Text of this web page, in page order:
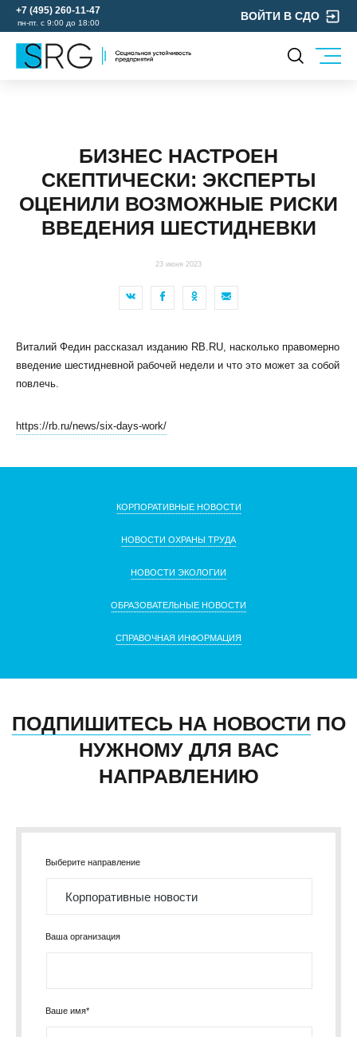
+7 (495) 260-11-47
пн-пт. с 9:00 до 18:00
ВОЙТИ В СДО
Пресс-центр
Реквизиты
УЧЕБНЫЙ ЦЕНТР
ЭКОЛОГИЯ
КЛИЕНТСКИЙ СЕРВИС
УСЛОВИЯ ИСПОЛЬЗОВАНИЯ ФАЙЛОВ COOKIE
БИЗНЕС НАСТРОЕН
СКЕПТИЧЕСКИ: ЭКСПЕРТЫ
ОЦЕНИЛИ ВОЗМОЖНЫЕ РИСКИ
ВВЕДЕНИЯ ШЕСТИДНЕВКИ
23 июня 2023
Виталий Федин рассказал изданию RB.RU, насколько правомерно
введение шестидневной рабочей недели и что это может за собой
повлечь.
https://rb.ru/news/six-days-work/
КОРПОРАТИВНЫЕ НОВОСТИ
НОВОСТИ ОХРАНЫ ТРУДА
НОВОСТИ ЭКОЛОГИИ
ОБРАЗОВАТЕЛЬНЫЕ НОВОСТИ
СПРАВОЧНАЯ ИНФОРМАЦИЯ
ПОДПИШИТЕСЬ НА НОВОСТИ ПО
НУЖНОМУ ДЛЯ ВАС
НАПРАВЛЕНИЮ
Выберите направление
Ваша организация
Ваше имя*